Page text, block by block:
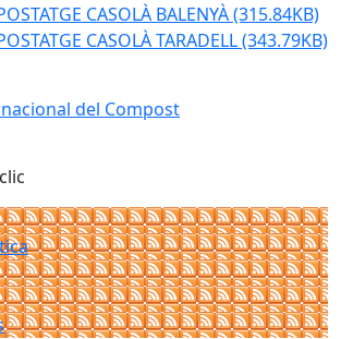
CASOLÀ BALENYÀ(315.84KB)
CASOLÀ TARADELL(343.79KB)
del Compost